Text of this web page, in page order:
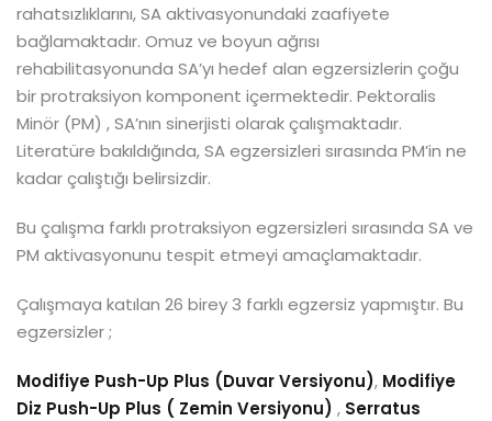
rahatsızlıklarını, SA aktivasyonundaki zaafiyete
bağlamaktadır. Omuz ve boyun ağrısı
rehabilitasyonunda SA’yı hedef alan egzersizlerin çoğu
bir protraksiyon komponent içermektedir. Pektoralis
Minör (PM) , SA’nın sinerjisti olarak çalışmaktadır.
Literatüre bakıldığında, SA egzersizleri sırasında PM’in ne
kadar çalıştığı belirsizdir.
Bu çalışma farklı protraksiyon egzersizleri sırasında SA ve
PM aktivasyonunu tespit etmeyi amaçlamaktadır.
Çalışmaya katılan 26 birey 3 farklı egzersiz yapmıştır. Bu
egzersizler ;
Modifiye Push-Up Plus (Duvar Versiyonu), Modifiye
Diz Push-Up Plus ( Zemin Versiyonu) , Serratus